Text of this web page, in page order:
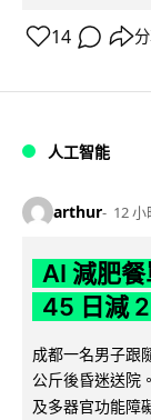
14
人工智能
arthur 12 小
AI 減肥
45 日減
成都一名男子跟
公斤後昏迷送院
及多器官功能障